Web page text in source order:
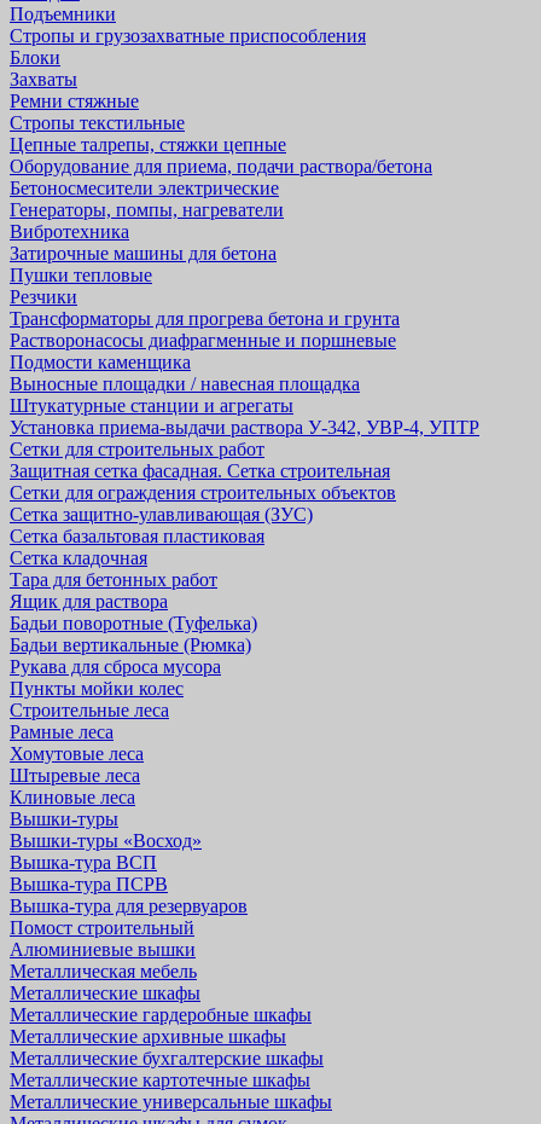
Подъемники
Стропы и грузозахватные приспособления
Блоки
Захваты
Ремни стяжные
Стропы текстильные
Цепные талрепы, стяжки цепные
Оборудование для приема, подачи раствора/бетона
Бетоносмесители электрические
Генераторы, помпы, нагреватели
Вибротехника
Затирочные машины для бетона
Пушки тепловые
Резчики
Трансформаторы для прогрева бетона и грунта
Растворонасосы диафрагменные и поршневые
Подмости каменщика
Выносные площадки / навесная площадка
Штукатурные станции и агрегаты
Установка приема-выдачи раствора У-342, УВР-4, УПТР
Сетки для строительных работ
Защитная cетка фасадная. Сетка строительная
Сетки для ограждения строительных объектов
Сетка защитно-улавливающая (ЗУС)
Сетка базальтовая пластиковая
Сетка кладочная
Тара для бетонных работ
Ящик для раствора
Бадьи поворотные (Туфелька)
Бадьи вертикальные (Рюмка)
Рукава для сброса мусора
Пункты мойки колес
Строительные леса
Рамные леса
Хомутовые леса
Штыревые леса
Клиновые леса
Вышки-туры
Вышки-туры «Восход»
Вышка-тура ВСП
Вышка-тура ПСРВ
Вышка-тура для резервуаров
Помост строительный
Алюминиевые вышки
Металлическая мебель
Металлические шкафы
Металлические гардеробные шкафы
Металлические архивные шкафы
Металлические бухгалтерские шкафы
Металлические картотечные шкафы
Металлические универсальные шкафы